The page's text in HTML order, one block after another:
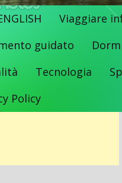
Viaggiare
guidato
Tecnologia
Policy